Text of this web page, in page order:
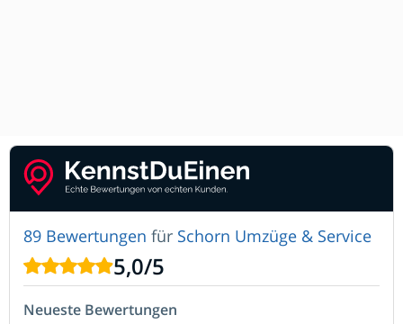
89 Bewertungen für Schorn Umzüge & Service
5,0/5
Neueste Bewertungen